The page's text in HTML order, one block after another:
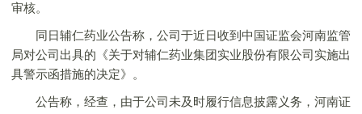
审核。
同日辅仁药业公告称，公司于近日收到中国证监会河南监管
局对公司出具的《关于对辅仁药业集团实业股份有限公司实施出
具警示函措施的决定》。
公告称，经查，由于公司未及时履行信息披露义务，河南证